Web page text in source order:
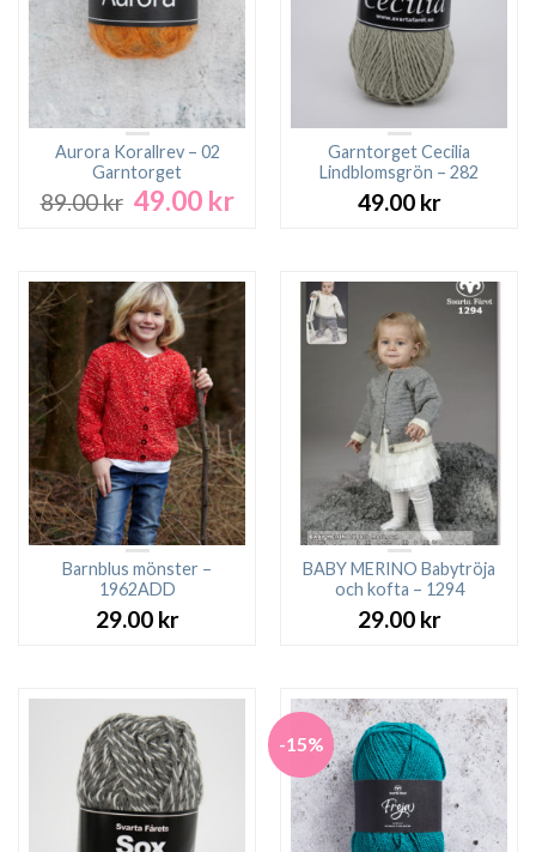
Aurora Korallrev – 02
Garntorget
89.00kr Det
89.00 kr.
49.00 krDet
49.00 kr.
Garntorget Cecilia
Lindblomsgrön – 282
49.00 kr
Barnblus mönster –
1962ADD
29.00 kr
BABY MERINO Babytröja
och kofta – 1294
29.00 kr
-15%